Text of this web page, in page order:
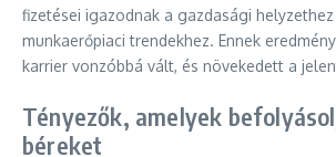
fizetései igazodnak a gazdasági helyzethez
munkaerőpiaci trendekhez. Ennek
karrier vonzóbbá vált, és növekedett a
Tényezők, amelyek
béreket